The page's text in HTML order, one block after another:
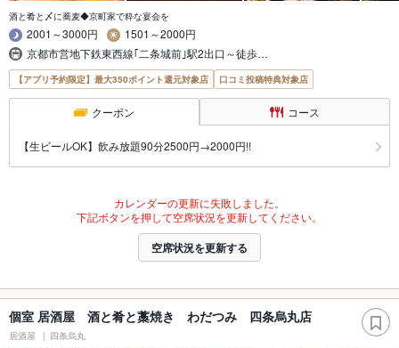
酒と肴と〆に蕎麦◆京町家で粋な宴会を
2001～3000円
1501～2000円
京都市営地下鉄東西線｢二条城前｣駅2出口～徒歩…
【アプリ予約限定】最大350ポイント還元対象店 口コミ投稿特典対象店
クーポン コース
【生ビールOK】飲み放題90分2500円→2000円!!
カレンダーの更新に失敗しました。
下記ボタンを押して空席状況を更新してください。
空席状況を更新する
個室 居酒屋 酒と肴と藁焼き わだつみ 四条烏丸店
居酒屋 四条烏丸